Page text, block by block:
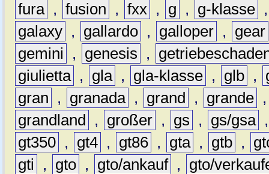
fura , fusion , fxx , g , g-klasse
galaxy , gallardo , galloper ,
gear
gemini
, genesis ,
giulietta , gla , gla-klasse , glb ,
gran
, granada , grand , grande
grandland
, großer , gs , gs/gsa
gt350 , gt4 , gt86 , gta , gtb ,
gti
, gto , gto/ankauf ,
gto/